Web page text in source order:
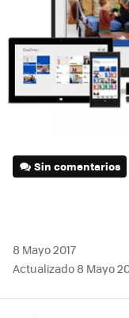
Sin comentarios
8 Mayo 2017
Actualizado 8 Mayo